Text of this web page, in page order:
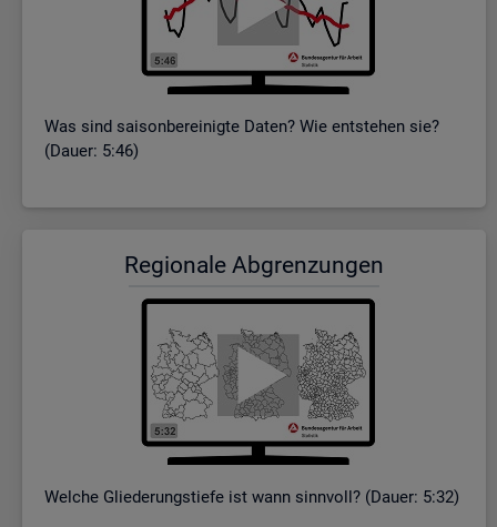
Was sind sai­son­be­rei­nig­te Daten? Wie ent­ste­hen sie?
(Dauer: 5:46)
Re­gio­na­le Ab­gren­zun­gen
Wel­che Glie­de­rungs­tie­fe ist wann sinn­voll? (Dauer: 5:32)